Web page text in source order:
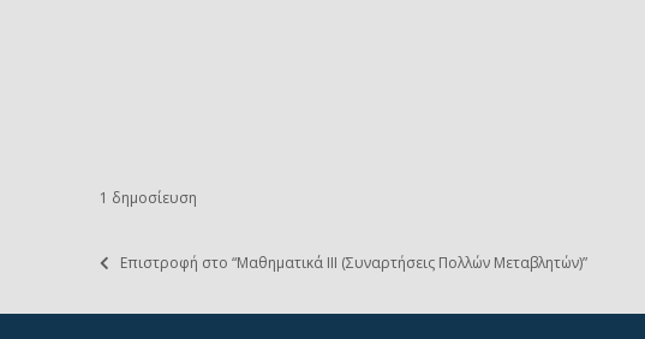
1 δημοσίευση
Επιστροφή στο “Μαθηματικά ΙΙΙ (Συναρτήσεις Πολλών Μεταβλητών)”